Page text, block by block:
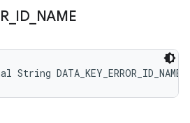
_ ID_ NAME
DATA_KEY_ERROR_ID_NAME